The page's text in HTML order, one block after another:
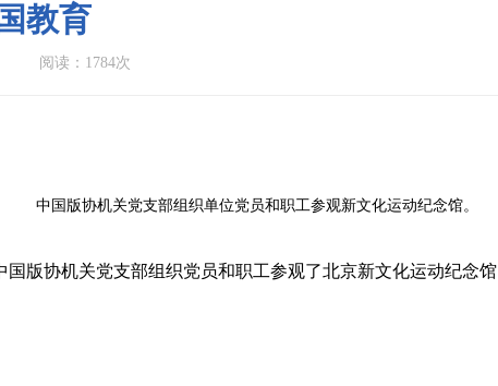
教育
阅读：1784次
中国版协机关党支部组织单位党员和职工参观新文化运动纪念馆。
版协机关党支部组织党员和职工参观了北京新文化运动纪念馆